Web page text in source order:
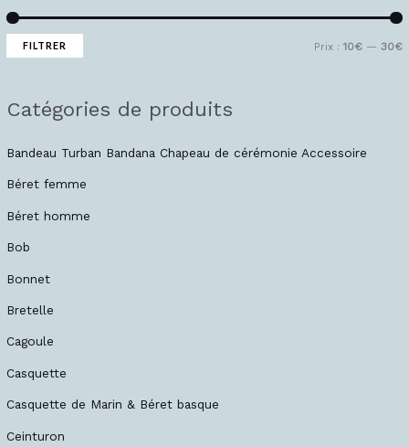
i
n
a
x
FILTRER Prix : 10€— 30€
Catégories de produits
Bandeau Turban Bandana Chapeau de cérémonie Accessoire
Béret femme
Béret homme
Bob
Bonnet
Bretelle
Cagoule
Casquette
Casquette de Marin & Béret basque
Ceinturon